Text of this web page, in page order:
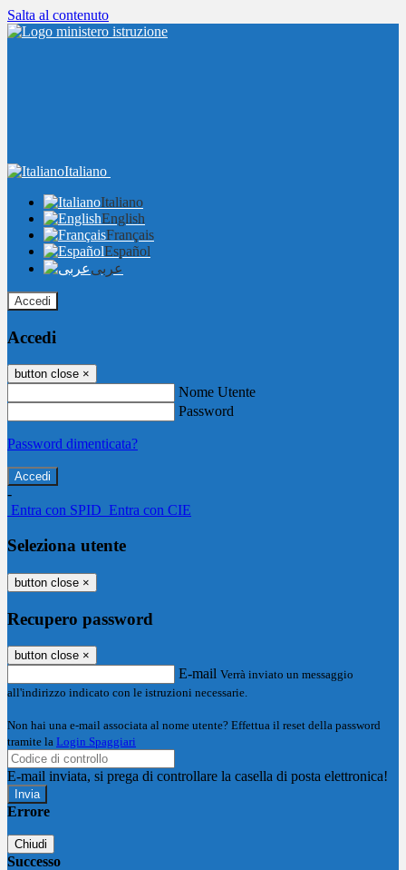
Salta al contenuto
Italiano
Italiano
English
Français
Español
عربى
Accedi
Accedi
button close ×
Nome Utente
Password
Password dimenticata?
-
Entra con SPID Entra con CIE
Seleziona utente
button close ×
Recupero password
button close ×
E-mail Verrà inviato un messaggio
all'indirizzo indicato con le istruzioni necessarie.
Non hai una e-mail associata al nome utente? Effettua il reset della password
tramite la Login Spaggiari
E-mail inviata, si prega di controllare la casella di posta elettronica!
Errore
Chiudi
Successo